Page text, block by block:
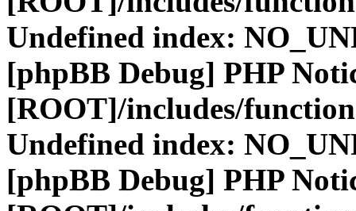
Undefined index:
[phpBB Debug] PHP
[ROOT]/includes/
Undefined index:
[phpBB Debug] PHP